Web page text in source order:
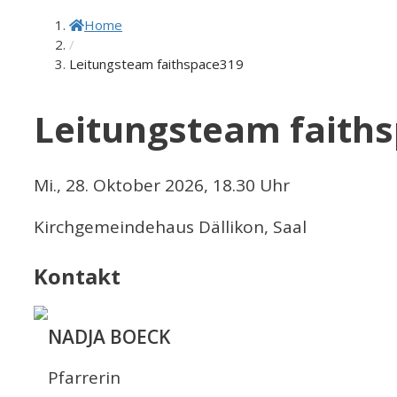
Home
/
Leitungsteam faithspace319
Leitungsteam
Mi., 28. Oktober 2026, 18.30 Uhr
Kirchgemeindehaus Dällikon, Saal
Kontakt
NADJA BOECK
Pfarrerin